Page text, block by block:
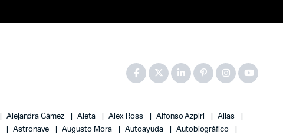
Alejandra Gámez Aleta Alex Ross Alfonso Azpiri
Alias
Astronave Augusto Mora Autoayuda
Autobiográfico